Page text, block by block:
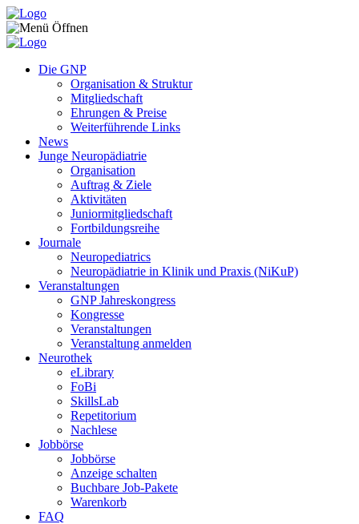
Zum Inhalt springen
Die GNP
Organisation & Struktur
Mitgliedschaft
Ehrungen & Preise
Weiterführende Links
News
Junge Neuropädiatrie
Organisation
Auftrag & Ziele
Aktivitäten
Juniormitgliedschaft
Fortbildungsreihe
Journale
Neuropediatrics
Neuropädiatrie in Klinik und Praxis (NiKuP)
Veranstaltungen
GNP Jahreskongress
Kongresse
Veranstaltungen
Veranstaltung anmelden
Neurothek
eLibrary
FoBi
SkillsLab
Repetitorium
Nachlese
Jobbörse
Jobbörse
Anzeige schalten
Buchbare Job-Pakete
Warenkorb
FAQ